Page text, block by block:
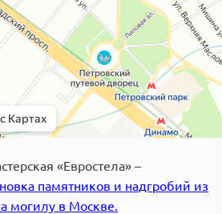
«Евростела» –
памятников и надгробий из
могилу в Москве.